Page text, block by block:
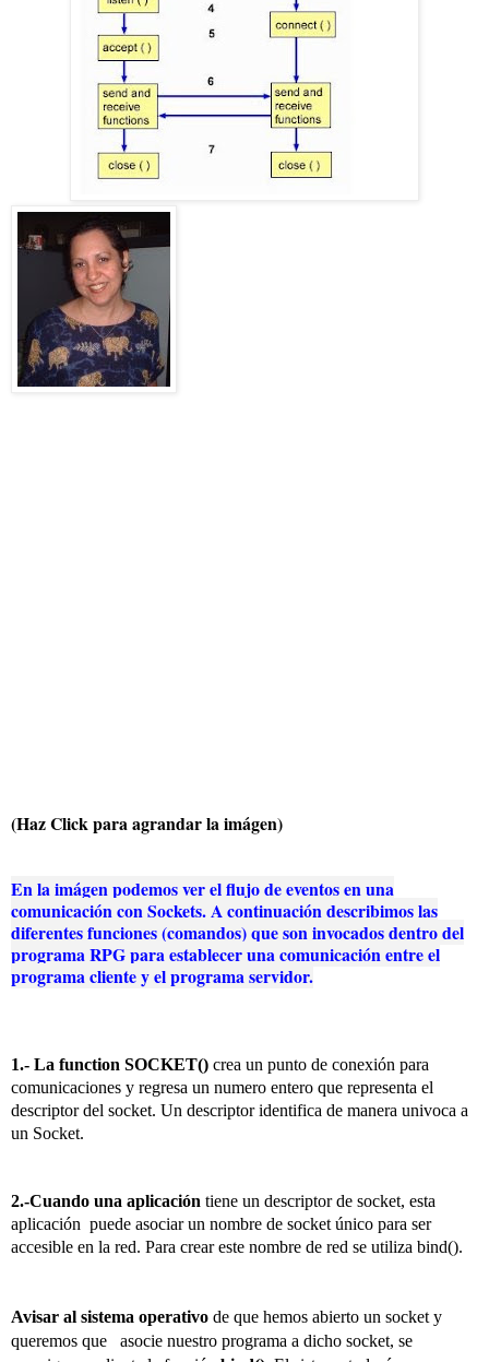
(Haz Click para agrandar la imágen)
En la imágen podemos ver el flujo de eventos en una
comunicación con Sockets. A continuación describimos las
diferentes funciones (comandos) que son invocados dentro del
programa RPG para establecer una comunicación entre el
programa cliente y el programa servidor.
1.- La function SOCKET() crea un punto de conexión para
comunicaciones y regresa un numero entero que representa el
descriptor del socket. Un descriptor identifica de manera univoca a
un Socket.
2.-Cuando una aplicación tiene un descriptor de socket, esta
aplicación puede asociar un nombre de socket único para ser
accesible en la red. Para crear este nombre de red se utiliza bind().
Avisar al sistema operativo de que hemos abierto un socket y
queremos que asocie nuestro programa a dicho socket, se